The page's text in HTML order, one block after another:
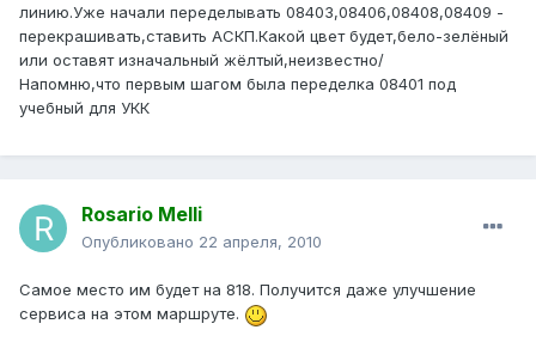
линию.Уже начали переделывать 08403,08406,08408,08409 -
перекрашивать,ставить АСКП.Какой цвет будет,бело-зелёный
или оставят изначальный жёлтый,неизвестно/
Напомню,что первым шагом была переделка 08401 под
учебный для УКК
Rosario Melli
Опубликовано 22 апреля, 2010
Самое место им будет на 818. Получится даже улучшение
сервиса на этом маршруте.